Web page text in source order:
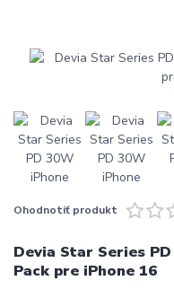
Ohodnotiť produkt
Devia Star Series
Pack pre iPhone 16